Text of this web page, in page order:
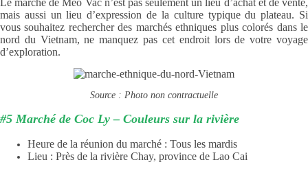
Le marché de Meo Vac n’est pas seulement un lieu d’achat et de vente,
mais aussi un lieu d’expression de la culture typique du plateau. Si
vous souhaitez rechercher des marchés ethniques plus colorés dans le
nord du Vietnam, ne manquez pas cet endroit lors de votre voyage
d’exploration.
Source : Photo non contractuelle
#5 Marché de Coc Ly – Couleurs sur la rivière
Heure de la réunion du marché : Tous les mardis
Lieu : Près de la rivière Chay, province de Lao Cai